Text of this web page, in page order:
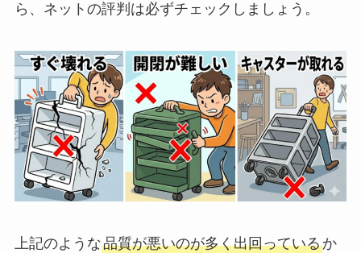
ら、ネットの評判は必ずチェックしましょう。
上記のような品質が悪いのが多く出回っているか